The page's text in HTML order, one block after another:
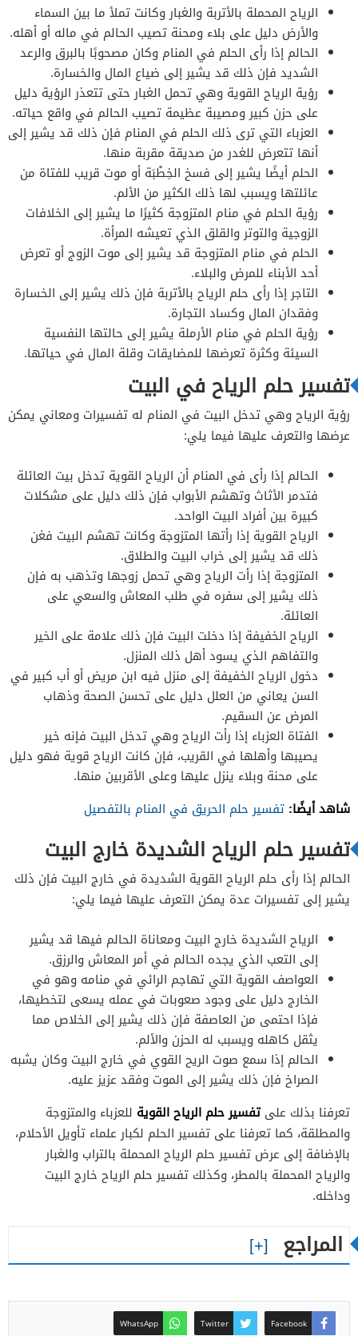
الرياح المحملة بالأتربة والغبار وكانت تملأ ما بين السماء
والأرض دليل على بلاء ومحنة تصيب الحالم في ماله أو أهله.
الحالم إذا رأى الحلم في المنام وكان مصحوبًا بالبرق والرعد
الشديد فإن ذلك قد يشير إلى ضياع المال والخسارة.
رؤية الرياح القوية وهي تحمل الغبار حتى تتعذر الرؤية دليل
على حزن كبير ومصيبة عظيمة تصيب الحالم في واقع حياته.
العزباء التي ترى ذلك الحلم في المنام فإن ذلك قد يشير إلى
أنها تتعرض للغدر من صديقة مقربة منها.
الحلم أيضًا يشير إلى فسخ الخِطْبَة أو موت قريب للفتاة من
عائلتها ويسبب لها ذلك الكثير من الألم.
رؤية الحلم في منام المتزوجة كثيرًا ما يشير إلى الخلافات
الزوجية والتوتر والقلق الذي تعيشه المرأة.
الحلم في منام المتزوجة قد يشير إلى موت الزوج أو تعرض
أحد الأبناء للمرض والبلاء.
التاجر إذا رأى حلم الرياح بالأتربة فإن ذلك يشير إلى الخسارة
وفقدان المال وكساد التجارة.
رؤية الحلم في منام الأرملة يشير إلى حالتها النفسية
السيئة وكثرة تعرضها للمضايقات وقلة المال في حياتها.
تفسير حلم الرياح في البيت
رؤية الرياح وهي تدخل البيت في المنام له تفسيرات ومعاني يمكن
عرضها والتعرف عليها فيما يلي:
الحالم إذا رأى في المنام أن الرياح القوية تدخل بيت العائلة
فتدمر الأثاث وتهشم الأبواب فإن ذلك دليل على مشكلات
كبيرة بين أفراد البيت الواحد.
الرياح القوية إذا رأتها المتزوجة وكانت تهشم البيت فغن
ذلك قد يشير إلى خراب البيت والطلاق.
المتزوجة إذا رأت الرياح وهي تحمل زوجها وتذهب به فإن
ذلك يشير إلى سفره في طلب المعاش والسعي على
العائلة.
الرياح الخفيفة إذا دخلت البيت فإن ذلك علامة على الخير
والتفاهم الذي يسود أهل ذلك المنزل.
دخول الرياح الخفيفة إلى منزل فيه ابن مريض أو أب كبير في
السن يعاني من العلل دليل على تحسن الصحة وذهاب
المرض عن السقيم.
الفتاة العزباء إذا رأت الرياح وهي تدخل البيت فإنه خير
يصيبها وأهلها في القريب، فإن كانت الرياح قوية فهو دليل
على محنة وبلاء ينزل عليها وعلى الأقربين منها.
شاهد أيضًا: تفسير حلم الحريق في المنام بالتفصيل
تفسير حلم الرياح الشديدة خارج البيت
الحالم إذا رأى حلم الرياح القوية الشديدة في خارج البيت فإن ذلك
يشير إلى تفسيرات عدة يمكن التعرف عليها فيما يلي:
الرياح الشديدة خارج البيت ومعاناة الحالم فيها قد يشير
إلى التعب الذي يجده الحالم في أمر المعاش والرزق.
العواصف القوية التي تهاجم الرائي في منامه وهو في
الخارج دليل على وجود صعوبات في عمله يسعى لتخطيها،
فإذا احتمى من العاصفة فإن ذلك يشير إلى الخلاص مما
يثقل كاهله ويسبب له الحزن والألم.
الحالم إذا سمع صوت الريح القوي في خارج البيت وكان يشبه
الصراخ فإن ذلك يشير إلى الموت وفقد عزيز عليه.
تعرفنا بذلك علىتفسير حلم الرياح القوية للعزباء والمتزوجة
والمطلقة، كما تعرفنا على تفسير الحلم لكبار علماء تأويل الأحلام،
بالإضافة إلى عرض تفسير حلم الرياح المحملة بالتراب والغبار
والرياح المحملة بالمطر، وكذلك تفسير حلم الرياح خارج البيت
وداخله.
المراجع
Facebook
Twitter
WhatsApp